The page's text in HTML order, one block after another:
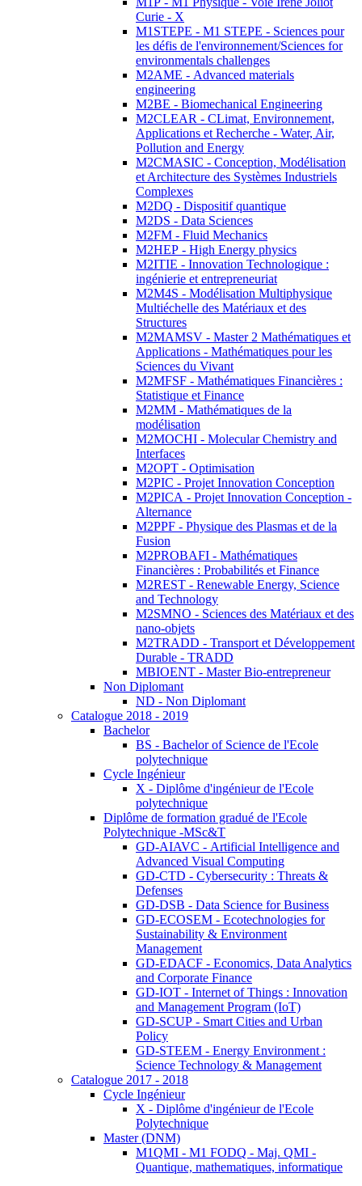
Curie - X
M1STEPE - M1 STEPE - Sciences pour
les défis de l'environnement/Sciences for
environmentals challenges
M2AME - Advanced materials
engineering
M2BE - Biomechanical Engineering
M2CLEAR - CLimat, Environnement,
Applications et Recherche - Water, Air,
Pollution and Energy
M2CMASIC - Conception, Modélisation
et Architecture des Systèmes Industriels
Complexes
M2DQ - Dispositif quantique
M2DS - Data Sciences
M2FM - Fluid Mechanics
M2HEP - High Energy physics
M2ITIE - Innovation Technologique :
ingénierie et entrepreneuriat
M2M4S - Modélisation Multiphysique
Multiéchelle des Matériaux et des
Structures
M2MAMSV - Master 2 Mathématiques et
Applications - Mathématiques pour les
Sciences du Vivant
M2MFSF - Mathématiques Financières :
Statistique et Finance
M2MM - Mathématiques de la
modélisation
M2MOCHI - Molecular Chemistry and
Interfaces
M2OPT - Optimisation
M2PIC - Projet Innovation Conception
M2PICA - Projet Innovation Conception -
Alternance
M2PPF - Physique des Plasmas et de la
Fusion
M2PROBAFI - Mathématiques
Financières : Probabilités et Finance
M2REST - Renewable Energy, Science
and Technology
M2SMNO - Sciences des Matériaux et des
nano-objets
M2TRADD - Transport et Développement
Durable - TRADD
MBIOENT - Master Bio-entrepreneur
Non Diplomant
ND - Non Diplomant
Catalogue 2018 - 2019
Bachelor
BS - Bachelor of Science de l'Ecole
polytechnique
Cycle Ingénieur
X - Diplôme d'ingénieur de l'Ecole
polytechnique
Diplôme de formation gradué de l'Ecole
Polytechnique -MSc&T
GD-AIAVC - Artificial Intelligence and
Advanced Visual Computing
GD-CTD - Cybersecurity : Threats &
Defenses
GD-DSB - Data Science for Business
GD-ECOSEM - Ecotechnologies for
Sustainability & Environment
Management
GD-EDACF - Economics, Data Analytics
and Corporate Finance
GD-IOT - Internet of Things : Innovation
and Management Program (IoT)
GD-SCUP - Smart Cities and Urban
Policy
GD-STEEM - Energy Environment :
Science Technology & Management
Catalogue 2017 - 2018
Cycle Ingénieur
X - Diplôme d'ingénieur de l'Ecole
Polytechnique
Master (DNM)
M1QMI - M1 FODQ - Maj. QMI -
Quantique, mathematiques, informatique